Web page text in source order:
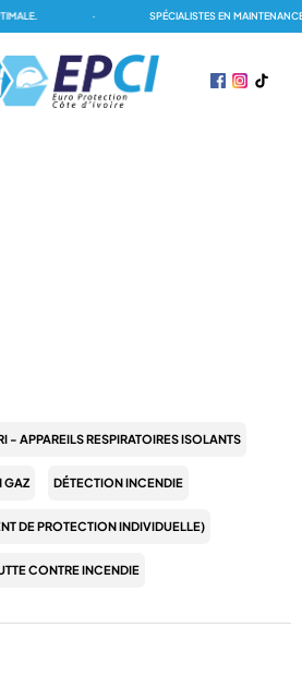
SPÉCIALISTES EN MAINTENANCE
- APPAREILS RESPIRATOIRES ISOLANTS
GAZ DÉTECTION INCENDIE
DE PROTECTION INDIVIDUELLE)
CONTRE INCENDIE